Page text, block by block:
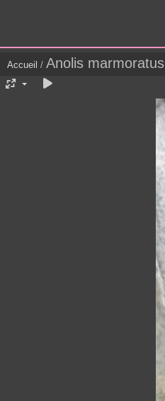
Accueil / Anolis marmoratus